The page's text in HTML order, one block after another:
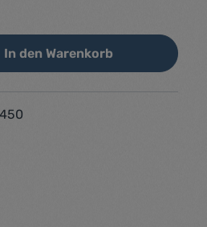
Wert ein
In den Warenkorb